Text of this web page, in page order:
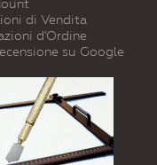
di Vendita
d'Ordine
su Google